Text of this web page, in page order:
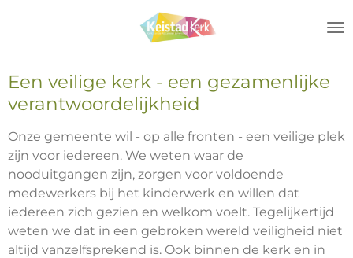
de
hoofdinhoud
Een veilige kerk - een gezamenlijke
verantwoordelijkheid
Onze gemeente wil - op alle fronten - een veilige plek
zijn voor iedereen. We weten waar de
nooduitgangen zijn, zorgen voor voldoende
medewerkers bij het kinderwerk en willen dat
iedereen zich gezien en welkom voelt. Tegelijkertijd
weten we dat in een gebroken wereld veiligheid niet
altijd vanzelfsprekend is. Ook binnen de kerk en in